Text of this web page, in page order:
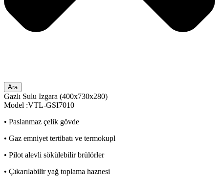
Ara
Gazlı Sulu Izgara (400x730x280)
Model :VTL-GSI7010
• Paslanmaz çelik gövde
• Gaz emniyet tertibatı ve termokupl
• Pilot alevli sökülebilir brülörler
• Çıkarılabilir yağ toplama haznesi